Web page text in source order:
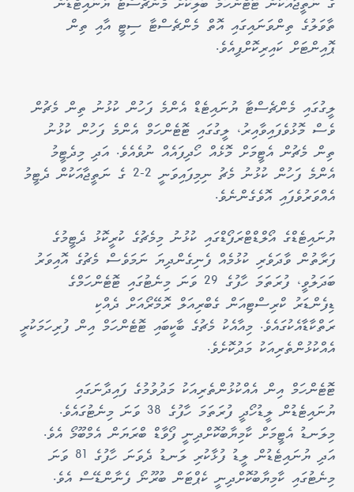
ތާވަލުގެ ތިންވަނައިގައި އޮތް މެންޗެސްޓާ ސިޓީ އާއި ތިން
ޕޮއިންޓަށް ކައިރިކޮށްފިއެވެ.
ލީގުގައި މެންޗެސްޓާ ޔުނައިޓެޑް އެންމެ ފަހުން ކުޅުނު ތިން މެޗުން
ވެސް މޮޅުވެފައިވާއިރު، ލީގުގައި ޓޮޓެންހަމް އެންމެ ފަހުން ކުޅުނު
ތިން މެޗުން އެޓީމަށް މޮޅެއް ހޯދިފައެއް ނުވެއެވެ. އަދި މިދެޓީމު
އެންމެ ފަހުން ކުޅުނު މެޗު ނިމިފައިވަނީ 2-2 ގެ ނަތީޖާއަކުން ދެޓީމު
އެއްވަރުވެފައި އޮވެގެންނެވެ.
ޔުނައިޓެޑްގެ އޯލްޑްޓްރަފޯޑްގައި ކުޅުނު މިމެޗުގެ ކުރީކޮޅު ދެޓީމުގެ
ފަރާތުން ވާދަވެރި ކުޅުމެއް ފެނިގެންދިޔަ ނަމަވެސް މެޗުގެ އޮއިވަރު
ބަދަލުވީ، ފުރަތަމަ ހާފުގެ 29 ވަނަ މިނެޓުގައި ޓޮޓެންހަމްގެ
ޑިފެންޑަރު ކްރިސްޓިއަން ގެބްރިއަލް ރޮމޭރޯއަށް ދެއްކި
ރަތްކާޑާއެކުގައެވެ. މިއާއެކު މެޗުގެ ބާކީބައި ޓޮޓެންހަމް އިން ފުރިހަމަކުރީ
އެއްކުޅުންތެރިއަކު މަދުކޮށެވެ.
ޓޮޓެންހަމް އިން އެއްކުޅުންތެރިއަކު މަދުވުމުގެ ފައިދާނަގައި
ޔުނައިޓެޑުން ލީޑުހޯދީ ފުރަތަމަ ހާފުގެ 38 ވަނަ މިނެޓުގައެވެ.
މިލަނޑު އެޓީމަށް ކާމިޔާބުކޮށްދިނީ ފޯވާޑް ބްރަޔަން އެމްބޫމޯ އެވެ.
އަދި ޔުނައިޓެޑުން ލީޑު ފުޅާކުރި ލަނޑު ދެވަނަ ހާފުގެ 81 ވަނަ
މިނެޓުގައި ކާމިޔާބުކޮށްދިނީ ކެޕްޓަން ބުރޫނޯ ފެނާންޑޭސް އެވެ.